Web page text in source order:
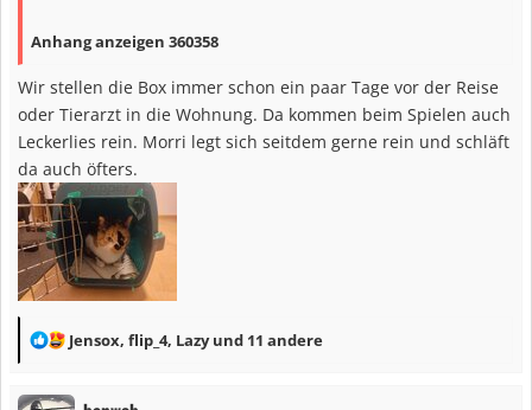
Anhang anzeigen 360358
Wir stellen die Box immer schon ein paar Tage vor der Reise
oder Tierarzt in die Wohnung. Da kommen beim Spielen auch
Leckerlies rein. Morri legt sich seitdem gerne rein und schläft
da auch öfters.
R
a
Jensox, flip_4, Lazyund 11 andere